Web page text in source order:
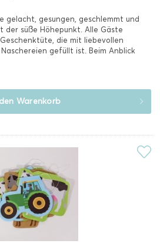
gelacht, gesungen, geschlemmt und
süße Höhepunkt. Alle Gäste
die mit liebevollen
gefüllt ist. Beim Anblick
Warenkorb